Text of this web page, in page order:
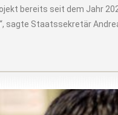
bereits seit dem Jahr
sagte Staatssekretär